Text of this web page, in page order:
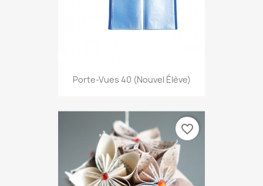
Porte-Vues 40 (nouvel Élève)
favorite_border